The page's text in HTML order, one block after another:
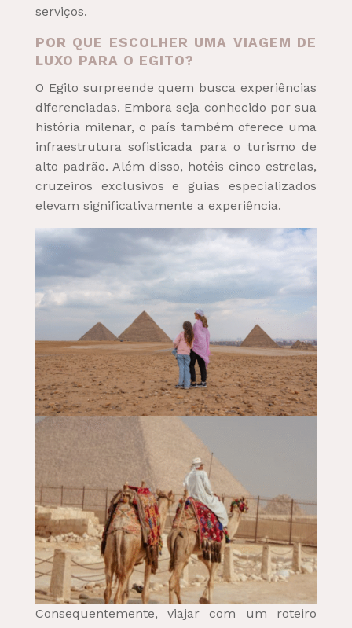
serviços.
POR QUE ESCOLHER UMA VIAGEM DE
LUXO PARA O EGITO?
O Egito surpreende quem busca experiências
diferenciadas. Embora seja conhecido por sua
história milenar, o país também oferece uma
infraestrutura sofisticada para o turismo de
alto padrão. Além disso, hotéis cinco estrelas,
cruzeiros exclusivos e guias especializados
elevam significativamente a experiência.
Consequentemente, viajar com um roteiro